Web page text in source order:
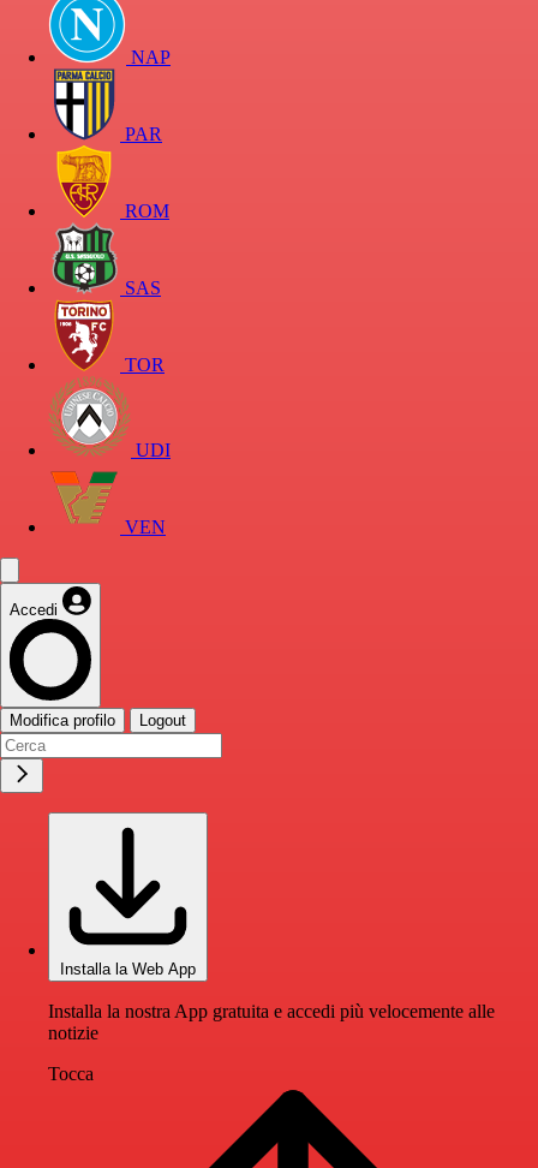
NAP
PAR
ROM
SAS
TOR
UDI
VEN
Accedi
Modifica profilo Logout
Installa la Web App
Installa la nostra App gratuita e accedi più velocemente alle
notizie
Tocca